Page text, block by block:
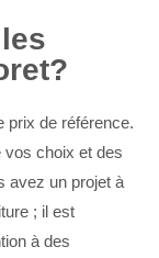
prix de référence.
vos choix et des
avez un projet à
; il est
à des